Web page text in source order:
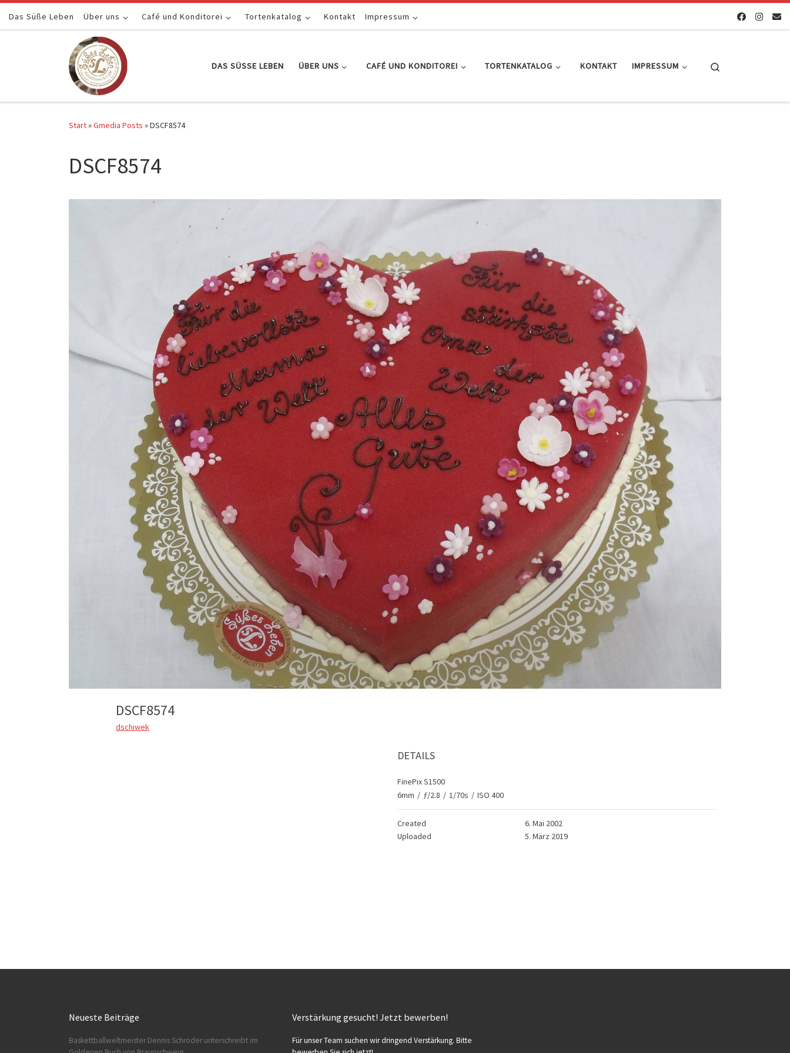
Zum Inhalt springen
Das Süße Leben Über uns Café und Konditorei Tortenkatalog Kontakt Impressum
DAS SÜSSE LEBEN ÜBER UNS CAFÉ UND KONDITOREI TORTENKATALOG KONTAKT IMPRESSUM
Start»Gmedia Posts »DSCF8574
DSCF8574
DSCF8574
dschiwek
DETAILS
FinePix S1500
6mm / ƒ/2.8 / 1/70s / ISO 400
Created
6. Mai 2002
Uploaded
5. März 2019
Neueste Beiträge
Baskettballweltmeister Dennis Schröder unterschreibt im
Verstärkung gesucht! Jetzt bewerben!
Für unser Team suchen wir dringend Verstärkung. Bitte